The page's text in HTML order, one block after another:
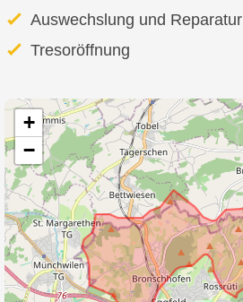
Auswechslung und Reparatur
Tresoröffnung
+
−